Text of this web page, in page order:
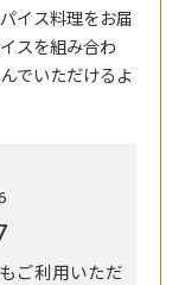
イス料理をお届
スを組み合わ
でいただけるよ
ご利用いただ